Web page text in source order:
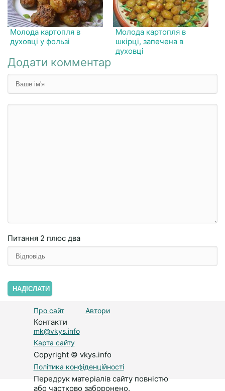
Молода картопля в
духовці у фользі
Молода картопля в
шкірці, запечена в
духовці
Додати комментар
Питання 2 плюc двa
НАДІСЛАТИ
Про сайт Автори
Контакти
mk@vkys.info
Карта сайту
Copyright © vkys.info
Політика конфіденційності
Передрук матеріалів сайту повністю
або частково заборонено.